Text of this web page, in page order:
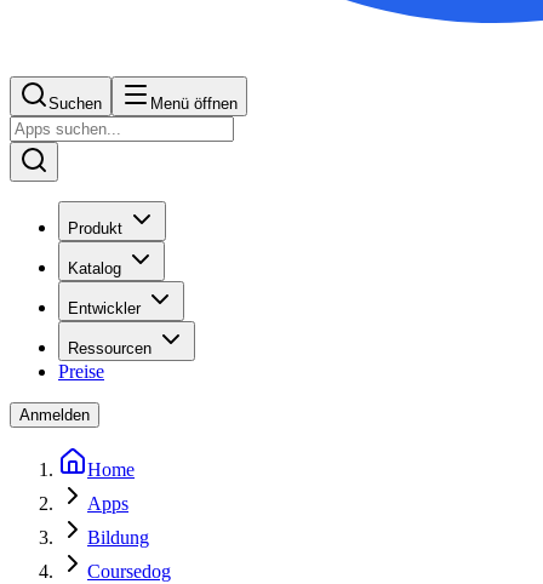
Suchen Menü öffnen
Produkt
Katalog
Entwickler
Ressourcen
Preise
Anmelden
Home
Apps
Bildung
Coursedog